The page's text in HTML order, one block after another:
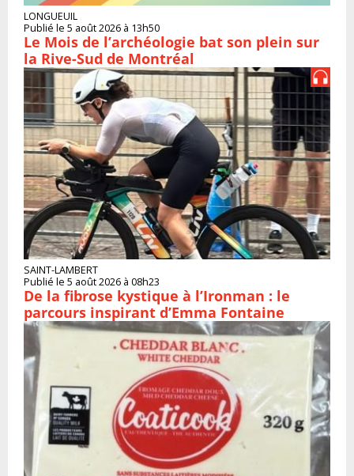
LONGUEUIL
Publié le 5 août 2026 à 13h50
Le Mois de l’archéologie bat son plein sur
la Rive-Sud de Montréal
SAINT-LAMBERT
Publié le 5 août 2026 à 08h23
De la fibrose kystique à l’Ironman : le
parcours inspirant d’Emma Fontaine